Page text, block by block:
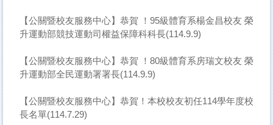
【公關暨校友服務中心】恭賀 ！95級體育系楊金昌校友 榮
升運動部競技運動司權益保障科科長(114.9.9)
【公關暨校友服務中心】恭賀 ！80級體育系房瑞文校友 榮
升運動部全民運動署署長(114.9.9)
【公關暨校友服務中心】恭賀！本校校友初任114學年度校
長名單(114.7.29)